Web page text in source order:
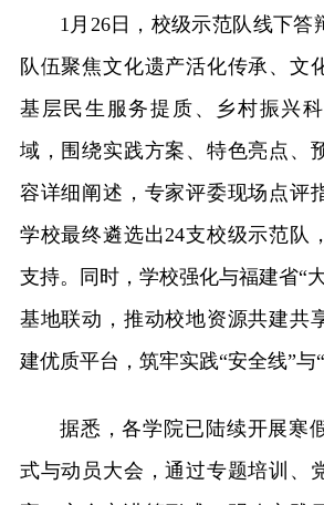
1月26日，校级示范队线下答
队伍聚焦文化遗产活化传承、文
基层民生服务提质、乡村振兴
域，围绕实践方案、特色亮点、
容详细阐述，专家评委现场点评
学校最终遴选出24支校级示范队
支持。同时，学校强化与福建省“
基地联动，推动校地资源共建共
建优质平台，筑牢实践“安全线”与“
据悉，各学院已陆续开展寒
式与动员大会，通过专题培训、